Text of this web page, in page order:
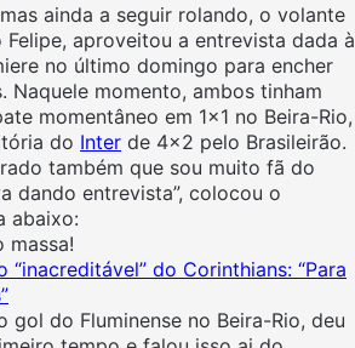
ainda a seguir rolando, o volante
Felipe, aproveitou a entrevista dada à
no último domingo para encher
Naquele momento, ambos tinham
momentâneo em 1×1 no Beira-Rio,
do Inter de 4×2 pelo Brasileirão.
também que sou muito fã do
dando entrevista”, colocou o
abaixo:
massa!
do Corinthians: “Para
gol do Fluminense no Beira-Rio, deu